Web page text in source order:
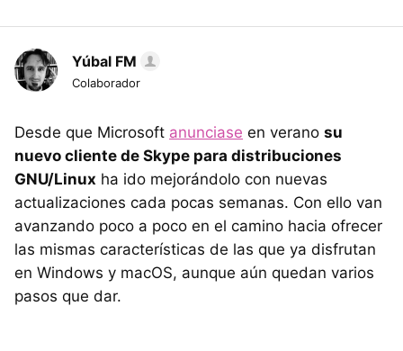
Yúbal FM
Colaborador
Desde que Microsoft anunciase en verano su
nuevo cliente de Skype para distribuciones
GNU/Linux ha ido mejorándolo con nuevas
actualizaciones cada pocas semanas. Con ello van
avanzando poco a poco en el camino hacia ofrecer
las mismas características de las que ya disfrutan
en Windows y macOS, aunque aún quedan varios
pasos que dar.